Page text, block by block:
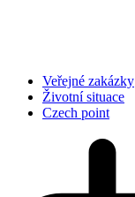
Veřejné zakázky
Životní situace
Czech point